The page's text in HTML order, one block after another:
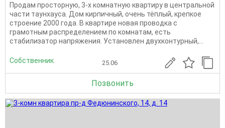
Продам просторную, 3-х комнатную квартиру в центральной
части таунхауса. Дом кирпичный, очень тёплый, крепкое
строение 2000 года. В квартире новая проводка с
грамотным распределением по комнатам, есть
стабилизатор напряжения. Установлен двухконтурный,...
Собственник 25.06
Позвонить